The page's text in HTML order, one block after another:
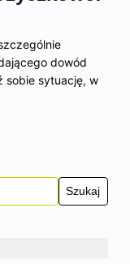
dowód
sobie sytuację, w